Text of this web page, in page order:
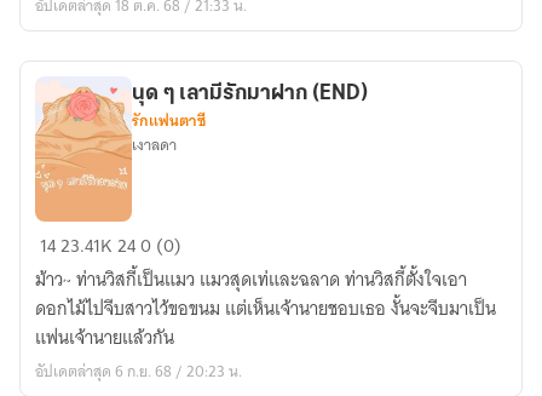
bad
พ่อ
มด
ร้าย
ตัว
แสบ
นุด
ๆ
เลา
มี
รัก
มา
นุด ๆ เลามีรักมาฝาก (END)
รักแฟนตาซี
เงาลดา
1423.41K240 (0)
ม้าว~ ท่านวิสกี้เป็นแมว แมวสุดเท่และฉลาด ท่านวิสกี้ตั้งใจเอา
ดอกไม้ไปจีบสาวไว้ขอขนม แต่เห็นเจ้านายชอบเธอ งั้นจะจีบมาเป็น
แฟนเจ้านายแล้วกัน
อัปเดตล่าสุด 6 ก.ย. 68 / 20:23 น.